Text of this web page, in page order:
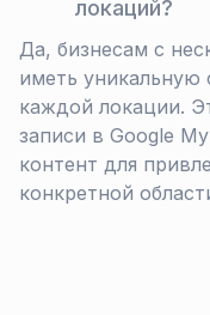
локаций?
Да, бизнесам с
иметь уникальную
каждой локации.
записи в Google
контент для
конкретной